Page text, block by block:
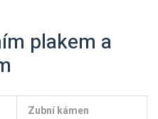
plakem a
Zubní kámen